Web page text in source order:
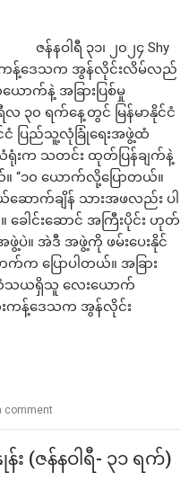
ဇန်နဝါရီ ၃၁၊ ၂၀၂၄ Shy
ကိုးကန့်ဒေသက အွန်လိုင်းလိမ်လည်
ာက်နဲ့ အခြားပြစ်မှု
၃၀ ရက်နေ့တွင် မြန်မာနိုင်ငံ
ပြည်သူ့လုံခြုံရေးအဖွဲ့ထံ
ရုံးက သတင်း ထုတ်ပြန်ချက်နဲ့
၁၀ ယောက်လို့ပြောတယ်။
ာက်ချိန် သားအဖလည်း ပါ
ေါင်းဆောင် အကြီးပိုင်း ဟုတ်
ပဲ။ အဲဒီ အဖွဲ့ကို ဖမ်းပေးနိုင်
က ပြောပါတယ်။ အခြား
သံသယရှိသူ လေးယောက်
ကိုးကန့်ဒေသက အွန်လိုင်း
comment
(ဇန်နဝါရီ- ၃၁ ရက်)